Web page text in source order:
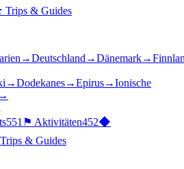
Trips & Guides
→Deutschland →Dänemark→
→Dodekanes→Epirus→Ionische
→
551 ⚑ Aktivitäten452◆
Trips & Guides